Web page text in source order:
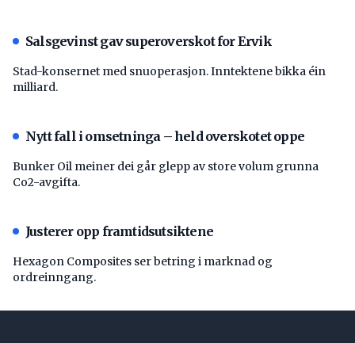
Salsgevinst gav superoverskot for Ervik
Stad-konsernet med snuoperasjon. Inntektene bikka éin
milliard.
Nytt fall i omsetninga – held overskotet oppe
Bunker Oil meiner dei går glepp av store volum grunna
Co2-avgifta.
Justerer opp framtidsutsiktene
Hexagon Composites ser betring i marknad og
ordreinngang.